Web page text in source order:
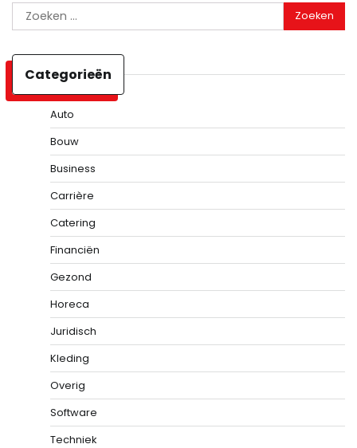
Zoeken
naar:
Categorieën
Auto
Bouw
Business
Carrière
Catering
Financiën
Gezond
Horeca
Juridisch
Kleding
Overig
Software
Techniek